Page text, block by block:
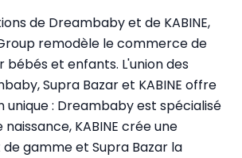
de Dreambaby et de KABINE,
remodèle le commerce de
bébés et enfants. L'union des
Supra Bazar et KABINE offre
unique : Dreambaby est spécialisé
KABINE crée une
gamme et Supra Bazar la